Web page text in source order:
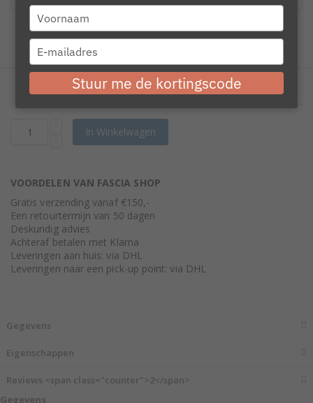
gallerij
afbeeldingen-
gallerij
Waardering:
100
(2 Reviews)
Vanaf € 28,45 incl.9% BTW
LEVERTIJD : 1-3 WERKDAGEN
In Winkelwagen
VOORDELEN VAN FASCIA SHOP
Gratis verzending vanaf €150,-
Een retourtermijn van 50 dagen
Deskundig advies
Achteraf betalen met Klarna
Leveringen aan huis: via DHL
Leveringen naar een pick-up point: via DHL
Gegevens
Eigenschappen
Reviews <span class="counter">2</span>
Gegevens
Type
your
name
Type
your
email
Stuur me de kortingscode